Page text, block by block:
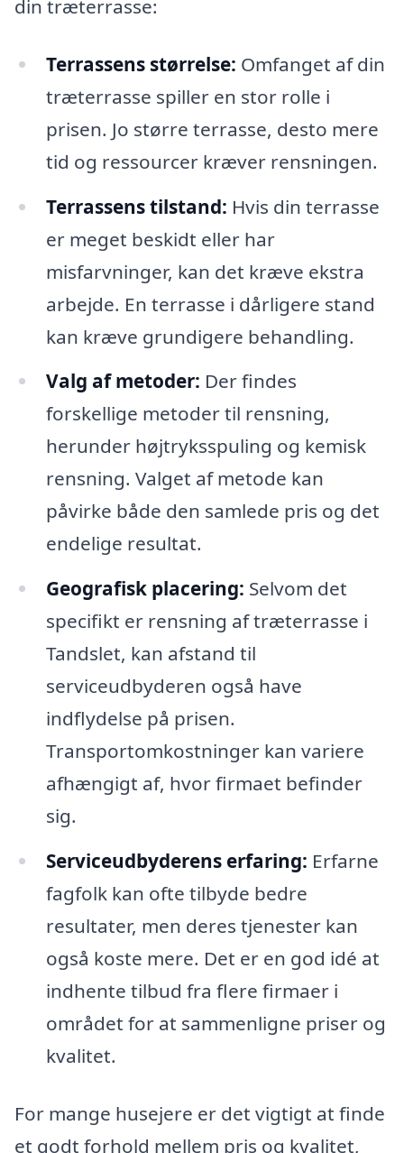
din træterrasse:
Terrassens størrelse: Omfanget af din
træterrasse spiller en stor rolle i
prisen. Jo større terrasse, desto mere
tid og ressourcer kræver rensningen.
Terrassens tilstand: Hvis din terrasse
er meget beskidt eller har
misfarvninger, kan det kræve ekstra
arbejde. En terrasse i dårligere stand
kan kræve grundigere behandling.
Valg af metoder: Der findes
forskellige metoder til rensning,
herunder højtryksspuling og kemisk
rensning. Valget af metode kan
påvirke både den samlede pris og det
endelige resultat.
Geografisk placering: Selvom det
specifikt er rensning af træterrasse i
Tandslet, kan afstand til
serviceudbyderen også have
indflydelse på prisen.
Transportomkostninger kan variere
afhængigt af, hvor firmaet befinder
sig.
Serviceudbyderens erfaring: Erfarne
fagfolk kan ofte tilbyde bedre
resultater, men deres tjenester kan
også koste mere. Det er en god idé at
indhente tilbud fra flere firmaer i
området for at sammenligne priser og
kvalitet.
For mange husejere er det vigtigt at finde
et godt forhold mellem pris og kvalitet,